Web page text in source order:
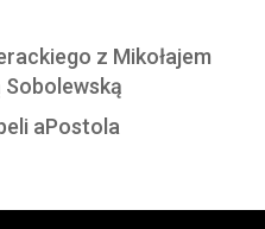
z Mikołajem
aPostola